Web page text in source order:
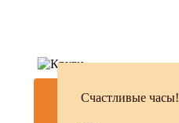
Счастливые часы!